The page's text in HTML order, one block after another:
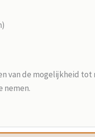
van de mogelijkheid tot
nemen.